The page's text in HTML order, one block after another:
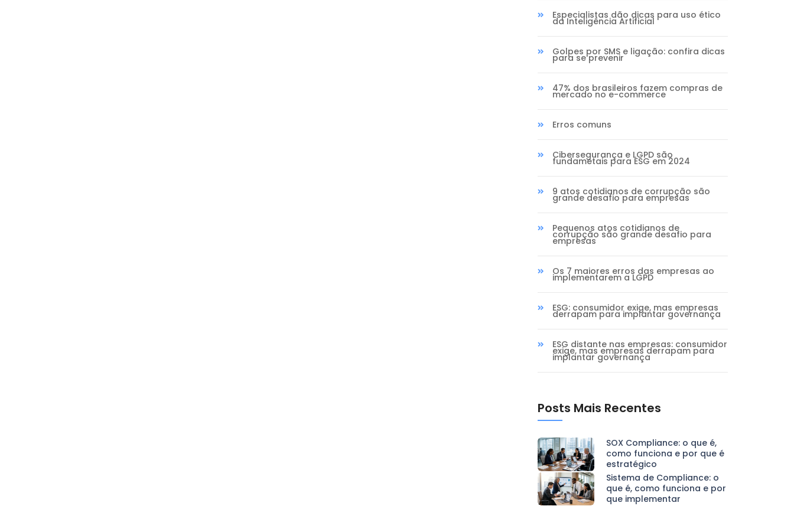
Especialistas dão dicas para uso ético
da Inteligência Artificial
Golpes por SMS e ligação: confira dicas
para se prevenir
47% dos brasileiros fazem compras de
mercado no e-commerce
Erros comuns
Cibersegurança e LGPD são
fundametais para ESG em 2024
9 atos cotidianos de corrupção são
grande desafio para empresas
Pequenos atos cotidianos de
corrupção são grande desafio para
empresas
Os 7 maiores erros das empresas ao
implementarem a LGPD
ESG: consumidor exige, mas empresas
derrapam para implantar governança
ESG distante nas empresas: consumidor
exige, mas empresas derrapam para
implantar governança
Posts Mais Recentes
SOX Compliance: o que é,
como funciona e por que é
estratégico
Sistema de Compliance: o
que é, como funciona e por
que implementar